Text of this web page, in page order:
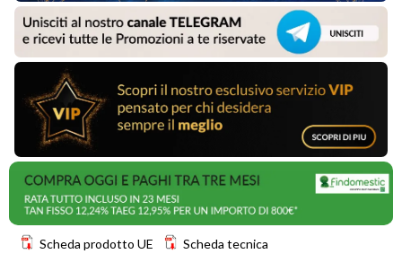
Scheda prodotto UE Scheda tecnica